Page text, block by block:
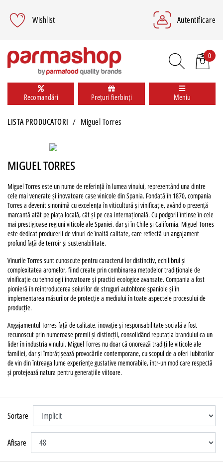
Wishlist Autentificare
Recomandări Prețuri fierbinți Meniu
0
LISTA PRODUCATORI Miguel Torres
MIGUEL TORRES
Miguel Torres este un nume de referință în lumea vinului, reprezentând una dintre
cele mai venerate și inovatoare case vinicole din Spania. Fondată în 1870, compania
Torres a devenit sinonimă cu excelența în viticultură și vinificație, având o prezență
marcantă atât pe piața locală, cât și pe cea internațională. Cu podgorii întinse în cele
mai prestigioase regiuni viticole ale Spaniei, dar și în Chile și California, Miguel Torres
este dedicat producerii de vinuri de înaltă calitate, care reflectă un angajament
profund față de terroir și sustenabilitate.
Vinurile Torres sunt cunoscute pentru caracterul lor distinctiv, echilibrul și
complexitatea aromelor, fiind create prin combinarea metodelor tradiționale de
vinificație cu tehnologii inovatoare și practici ecologice avansate. Compania a fost
pionieră în reintroducerea soiurilor de struguri autohtone spaniole și în
implementarea măsurilor de protecție a mediului în toate aspectele procesului de
producție.
Angajamentul Torres față de calitate, inovație și responsabilitate socială a fost
recunoscut prin numeroase premii și distincții, consolidând reputația brandului ca un
lider în industria vinului. Miguel Torres nu doar că onorează tradițiile viticole ale
familiei, dar și îmbrățișează provocările contemporane, cu scopul de a oferi iubitorilor
de vin din întreaga lume experiențe gustative memorabile, într-un mod care respectă
și protejează natura pentru generațiile viitoare.
Sortare
Afisare